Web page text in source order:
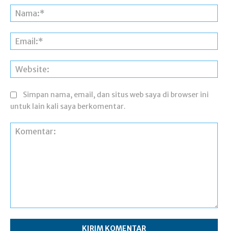
Simpan nama, email, dan situs web saya di browser ini
untuk lain kali saya berkomentar.